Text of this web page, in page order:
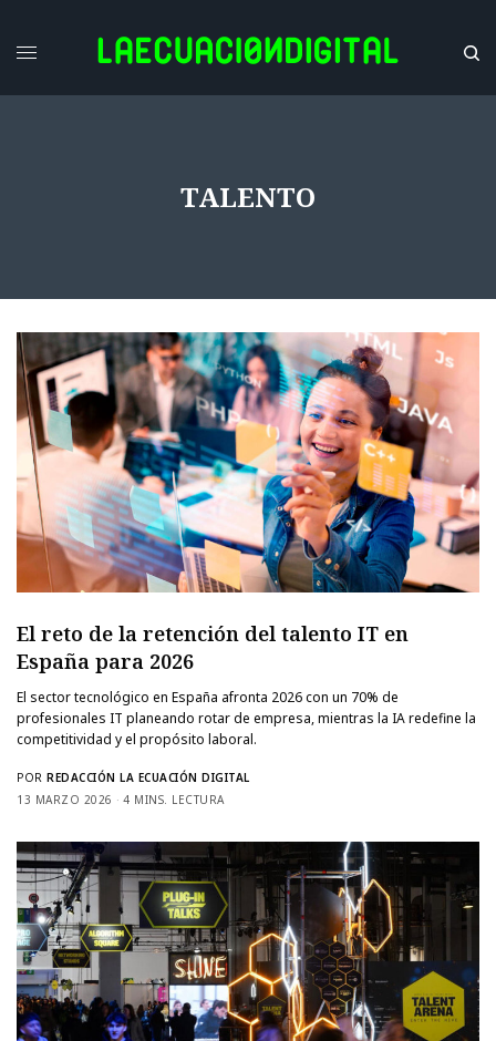
TALENTO
El reto de la retención del talento IT en
España para 2026
El sector tecnológico en España afronta 2026 con un 70% de
profesionales IT planeando rotar de empresa, mientras la IA redefine la
competitividad y el propósito laboral.
POR REDACCIÓN LA ECUACIÓN DIGITAL
13 MARZO 2026
4 MINS. LECTURA